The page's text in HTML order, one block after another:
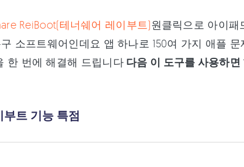
ReiBoot(테너쉐어 레이부트)원클릭으로 아이
소프트웨어인데요 앱 하나로 150여 가지 애플 문
한 번에 해결해 드립니다다음 이 도구를 사용하면
트 기능 특점